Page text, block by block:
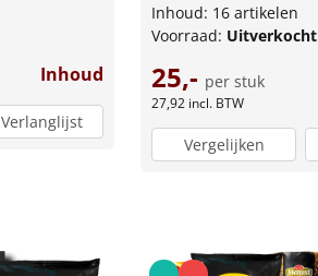
Inhoud
Verlanglijst
Inhoud: 16 artikelen
Voorraad: Uitverkocht
25,- per stuk
27,92 incl. BTW
Vergelijken